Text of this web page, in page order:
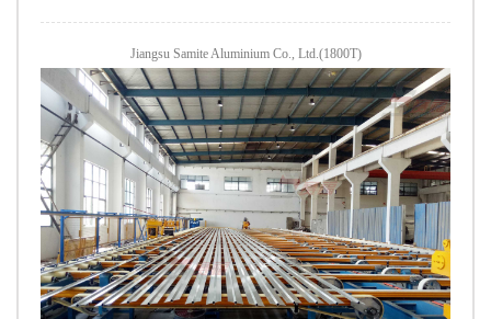
Jiangsu Samite Aluminium Co., Ltd.(1800T)